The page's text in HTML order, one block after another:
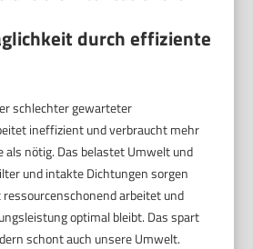
durch effiziente
schlechter gewarteter
ineffizient und verbraucht mehr
als nötig. Das belastet Umwelt und
und intakte Dichtungen sorgen
ressourcenschonend arbeitet und
optimal bleibt. Das spart
schont auch unsere Umwelt.